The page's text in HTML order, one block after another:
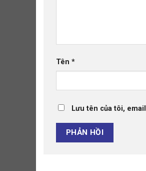
Tên *
Lưu tên của tôi,